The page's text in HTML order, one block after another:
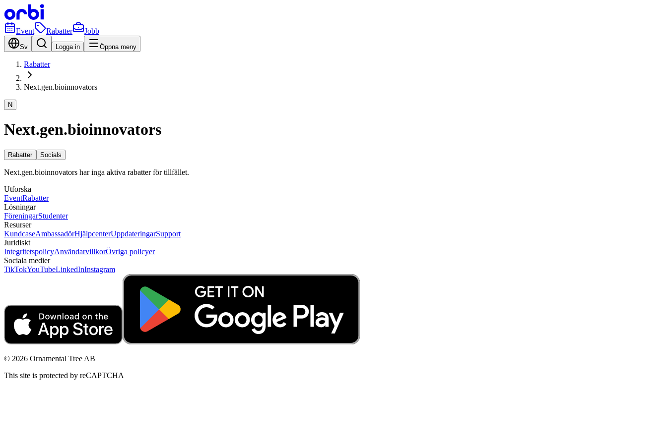
Event Rabatter Jobb
Sv Logga in Öppna meny
Rabatter
Next.gen.bioinnovators
N
Next.gen.bioinnovators
Rabatter Socials
Next.gen.bioinnovators har inga aktiva rabatter för tillfället.
Utforska
EventRabatter
Lösningar
FöreningarStudenter
Resurser
KundcaseAmbassadörHjälpcenterUppdateringarSupport
Juridiskt
IntegritetspolicyAnvändarvillkorÖvriga policyer
Sociala medier
TikTokYouTubeLinkedInInstagram
© 2026 Ornamental Tree AB
This site is protected by reCAPTCHA